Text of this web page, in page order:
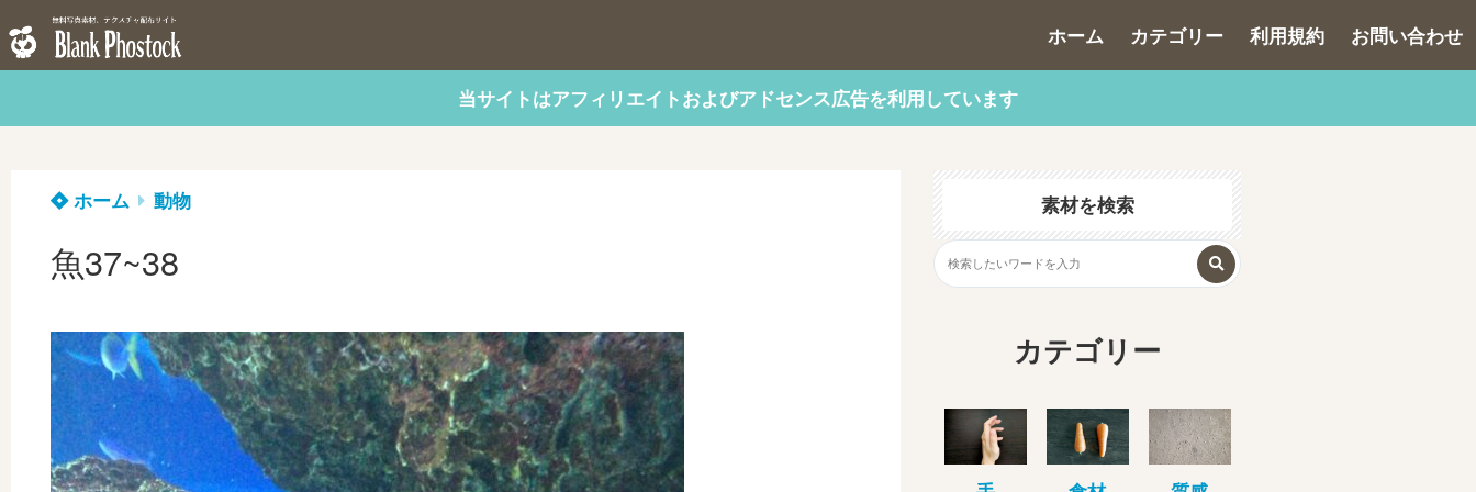
ホーム カテゴリー 利用規約 お問い合わせ
当サイトはアフィリエイトおよびアドセンス広告を利用しています
ホーム 動物
魚37~38
素材を検索
カテゴリー